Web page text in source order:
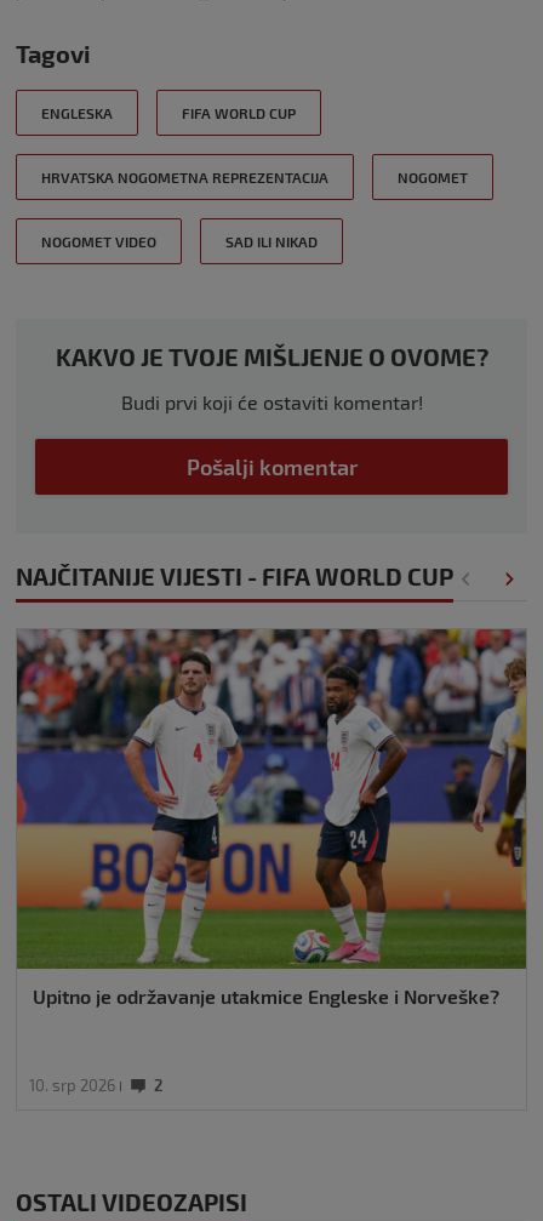
Tagovi
ENGLESKA FIFA WORLD CUP
HRVATSKA NOGOMETNA REPREZENTACIJA NOGOMET
NOGOMET VIDEO SAD ILI NIKAD
KAKVO JE TVOJE MIŠLJENJE O OVOME?
Budi prvi koji će ostaviti komentar!
Pošalji komentar
NAJČITANIJE VIJESTI - FIFA WORLD CUP
Upitno je održavanje utakmice Engleske i Norveške?
10. srp 2026 2
OSTALI VIDEOZAPISI